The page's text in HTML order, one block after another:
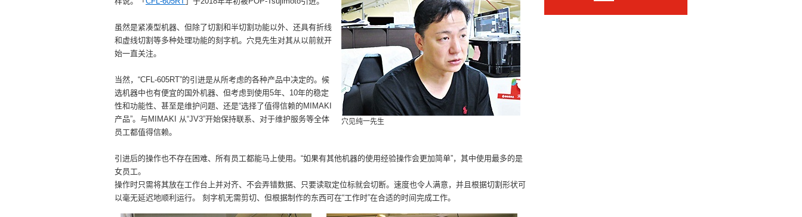
穴见纯一先生
虽然是紧凑型机器、但除了切割和半切割功能以外、还具有折线
和虚线切割等多种处理功能的刻字机。穴見先生对其从以前就开
始一直关注。
当然，“CFL-605RT”的引进是从所考虑的各种产品中决定的。候
选机器中也有便宜的国外机器、但考虑到使用5年、10年的稳定
性和功能性、甚至是维护问题、还是“选择了值得信赖的MIMAKI
产品”。与MIMAKI 从“JV3”开始保持联系、对于维护服务等全体
员工都值得信赖。
引进后的操作也不存在困难、所有员工都能马上使用。“如果有其他机器的使用经验操作会更加简单”，其中使用最多的是
女员工。
操作时只需将其放在工作台上并对齐、不会弄错数据、只要读取定位标就会切断。速度也令人满意，并且根据切割形状可
以毫无延迟地顺利运行。 刻字机无需剪切、但根据制作的东西可在“工作时”在合适的时间完成工作。